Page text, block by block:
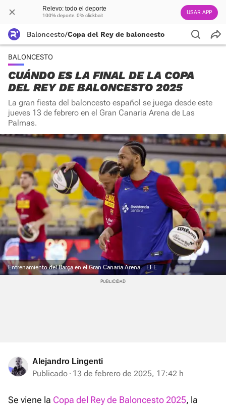
Relevo: todo el deporte
100% deporte. 0% clickbait USAR APP
Baloncesto/Copa del Rey de baloncesto
BALONCESTO
CUÁNDO ES LA FINAL DE LA COPA
DEL REY DE BALONCESTO 2025
La gran fiesta del baloncesto español se juega desde este
jueves 13 de febrero en el Gran Canaria Arena de Las
Palmas.
Entrenamiento del Barça en el Gran Canaria Arena. EFE
Alejandro Lingenti
Publicado 13 de febrero de 2025, 17:42 h
Se viene la Copa del Rey de Baloncesto 2025, la